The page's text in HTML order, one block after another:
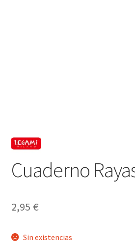
Cuaderno
2,95 €
Sin existencias